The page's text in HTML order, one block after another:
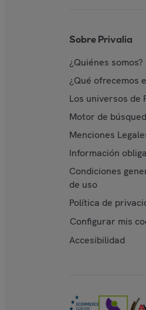
Sobre Privalia
¿Quiénes somos?
¿Qué ofrecemos
Los universos de
Motor de
Menciones
Información
Condiciones
de uso
Política de
Configurar mis
Accesibilidad